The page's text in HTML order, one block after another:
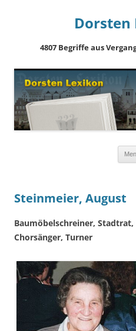
Dorsten
4807 Begriffe aus
Steinmeier, August
Baumöbelschreiner,
Chorsänger, Turner